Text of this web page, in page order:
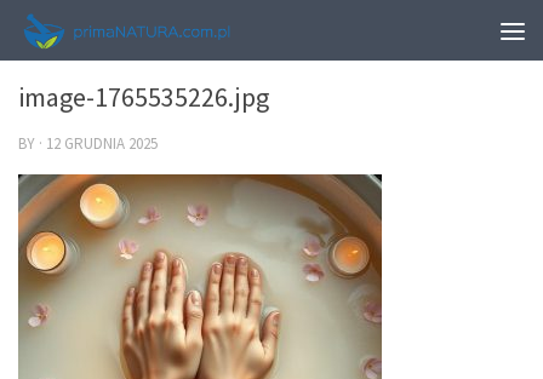
0
image-1765535226.jpg
BY · 12 GRUDNIA 2025